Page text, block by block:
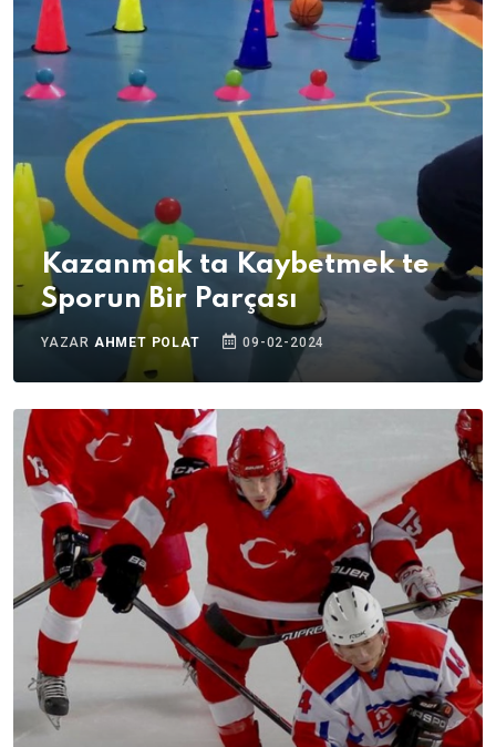
Kazanmak ta Kaybetmek te
Sporun Bir Parçası
YAZAR AHMET POLAT 09-02-2024